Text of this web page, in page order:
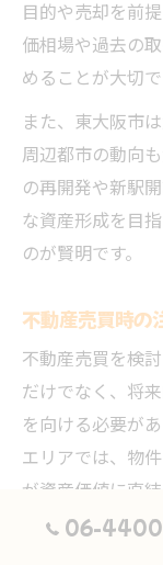
目的や売却を前
価相場や過去の
めることが大切で
また、東大阪市
周辺都市の動向
の再開発や新駅
な資産形成を目
のが賢明です。
不動産売買時の
不動産売買を検
だけでなく、将
を向ける必要が
エリアでは、物
が資産価値に直結
例えば、築年数
06-